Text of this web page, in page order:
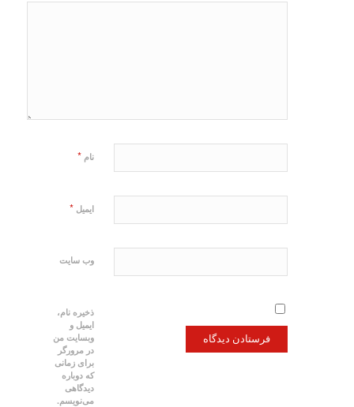
نام *
ایمیل *
وب‌ سایت
ذخیره نام،
ایمیل و
وبسایت من
در مرورگر
برای زمانی
که دوباره
دیدگاهی
می‌نویسم.